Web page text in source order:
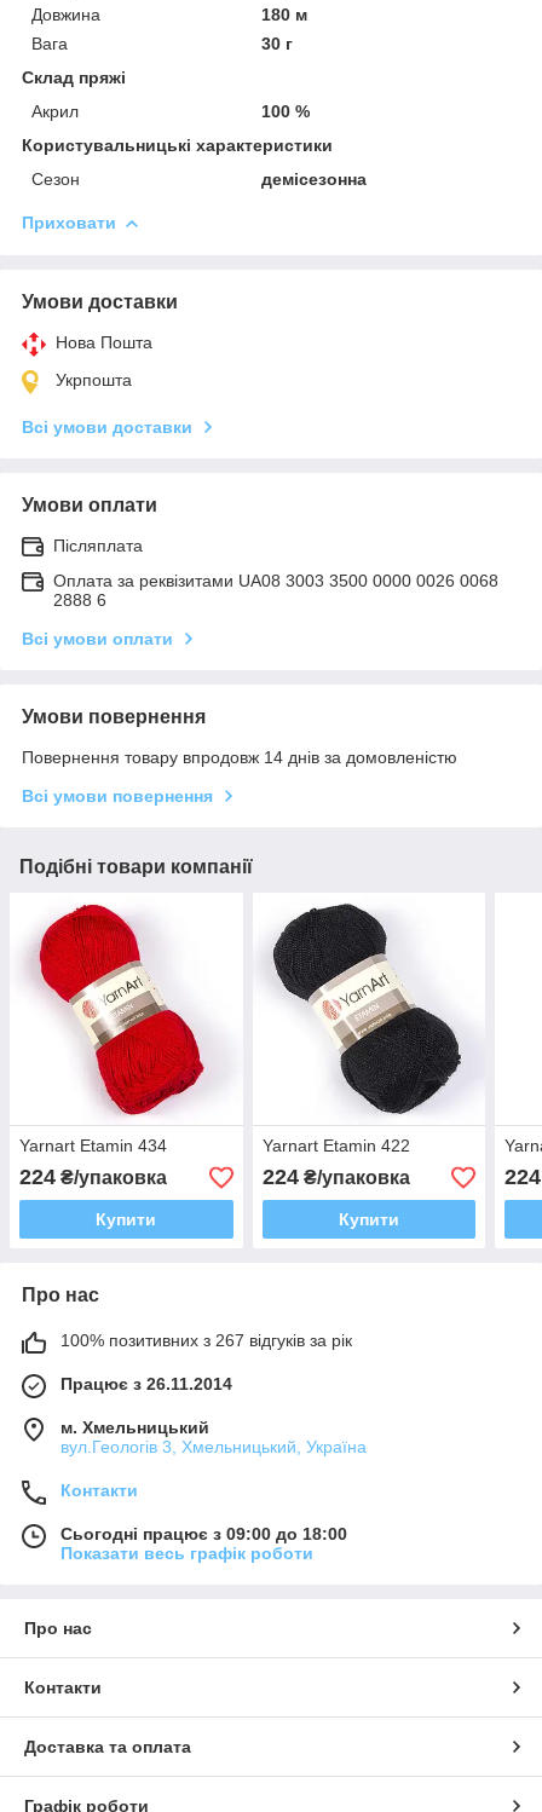
Довжина
180 м
Вага
30 г
Склад пряжі
Акрил
100 %
Користувальницькі характеристики
Сезон
демісезонна
Приховати
Умови доставки
Нова Пошта
Укрпошта
Всі умови доставки
Умови оплати
Післяплата
Оплата за реквізитами UA08 3003 3500 0000 0026 0068
2888 6
Всі умови оплати
Умови повернення
Повернення товару впродовж 14 днів за домовленістю
Всі умови повернення
Подібні товари компанії
Yarnart Etamin 434
224 ₴/упаковка
Купити
Yarnart Etamin 422
224₴/упаковка
Купити
224
Про нас
100% позитивних з 267 відгуків за рік
Працює з 26.11.2014
м. Хмельницький
вул.Геологів 3, Хмельницький, Україна
Контакти
Сьогодні працює з 09:00 до 18:00
Показати весь графік роботи
Про нас
Контакти
Доставка та оплата
Графік роботи